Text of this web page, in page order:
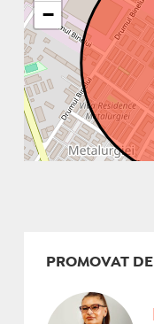
−
PROMOVAT DE